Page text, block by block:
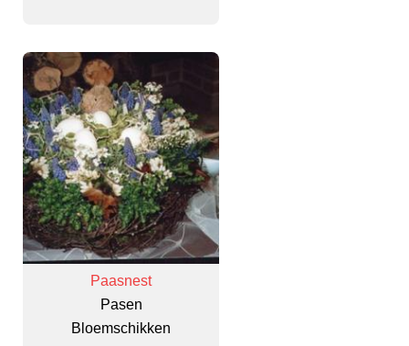
Paasnest
Pasen
Bloemschikken